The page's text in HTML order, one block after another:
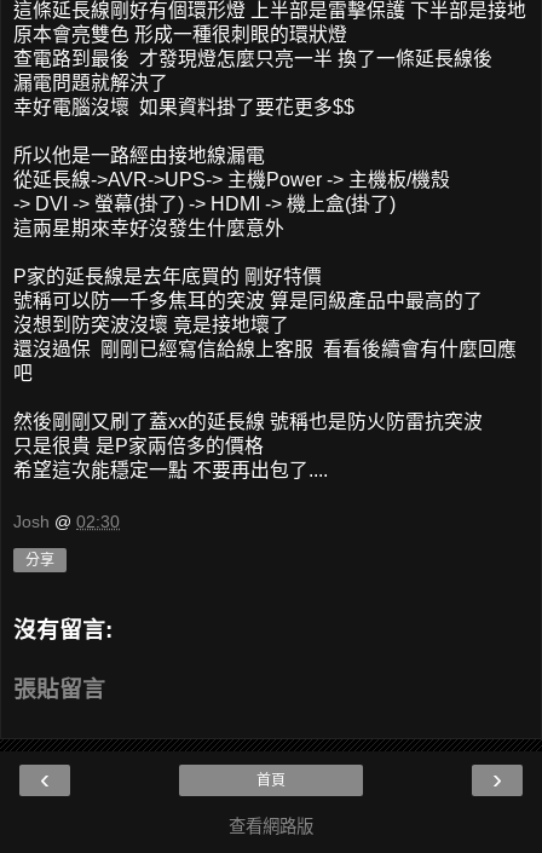
這條延長線剛好有個環形燈 上半部是雷擊保護 下半部是接地
原本會亮雙色 形成一種很刺眼的環狀燈
查電路到最後 才發現燈怎麼只亮一半 換了一條延長線後
漏電問題就解決了
幸好電腦沒壞 如果資料掛了要花更多$$
所以他是一路經由接地線漏電
從延長線->AVR->UPS-> 主機Power -> 主機板/機殼
-> DVI -> 螢幕(掛了) -> HDMI -> 機上盒(掛了)
這兩星期來幸好沒發生什麼意外
P家的延長線是去年底買的 剛好特價
號稱可以防一千多焦耳的突波 算是同級產品中最高的了
沒想到防突波沒壞 竟是接地壞了
還沒過保 剛剛已經寫信給線上客服 看看後續會有什麼回應
吧
然後剛剛又刷了蓋xx的延長線 號稱也是防火防雷抗突波
只是很貴 是P家兩倍多的價格
希望這次能穩定一點 不要再出包了....
Josh @ 02:30
分享
沒有留言:
張貼留言
‹ ›
首頁
查看網路版